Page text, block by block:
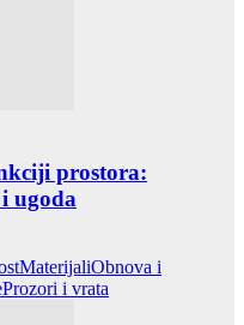
prostora:
ugoda
MaterijaliObnova i
Prozori i vrata